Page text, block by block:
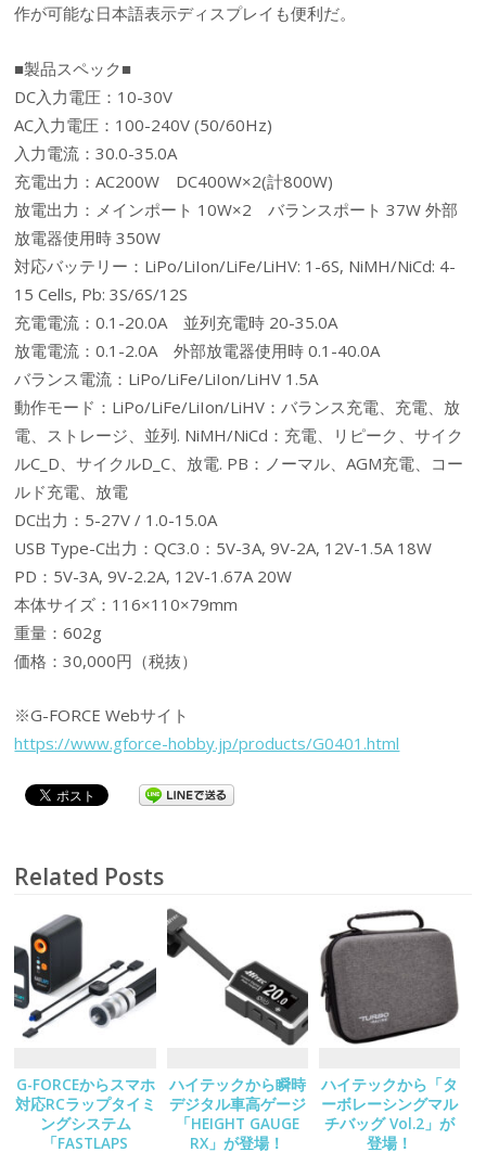
作が可能な日本語表示ディスプレイも便利だ。
■製品スペック■
DC入力電圧：10-30V
AC入力電圧：100-240V (50/60Hz)
入力電流：30.0-35.0A
充電出力：AC200W DC400W×2(計800W)
放電出力：メインポート 10W×2 バランスポート 37W 外部
放電器使用時 350W
対応バッテリー：LiPo/LiIon/LiFe/LiHV: 1-6S, NiMH/NiCd: 4-
15 Cells, Pb: 3S/6S/12S
充電電流：0.1-20.0A 並列充電時 20-35.0A
放電電流：0.1-2.0A 外部放電器使用時 0.1-40.0A
バランス電流：LiPo/LiFe/LiIon/LiHV 1.5A
動作モード：LiPo/LiFe/LiIon/LiHV：バランス充電、充電、放
電、ストレージ、並列. NiMH/NiCd：充電、リピーク、サイク
ルC_D、サイクルD_C、放電. PB：ノーマル、AGM充電、コー
ルド充電、放電
DC出力：5-27V / 1.0-15.0A
USB Type-C出力：QC3.0：5V-3A, 9V-2A, 12V-1.5A 18W
PD：5V-3A, 9V-2.2A, 12V-1.67A 20W
本体サイズ：116×110×79mm
重量：602g
価格：30,000円（税抜）
※G-FORCE Webサイト
https://www.gforce-hobby.jp/products/G0401.html
Related Posts
G-FORCEからスマホ
対応RCラップタイミ
ングシステム
「FASTLAPS
ハイテックから瞬時
デジタル車高ゲージ
「HEIGHT GAUGE
RX」が登場！
ハイテックから「タ
ーボレーシングマル
チバッグ Vol.2」が
登場！